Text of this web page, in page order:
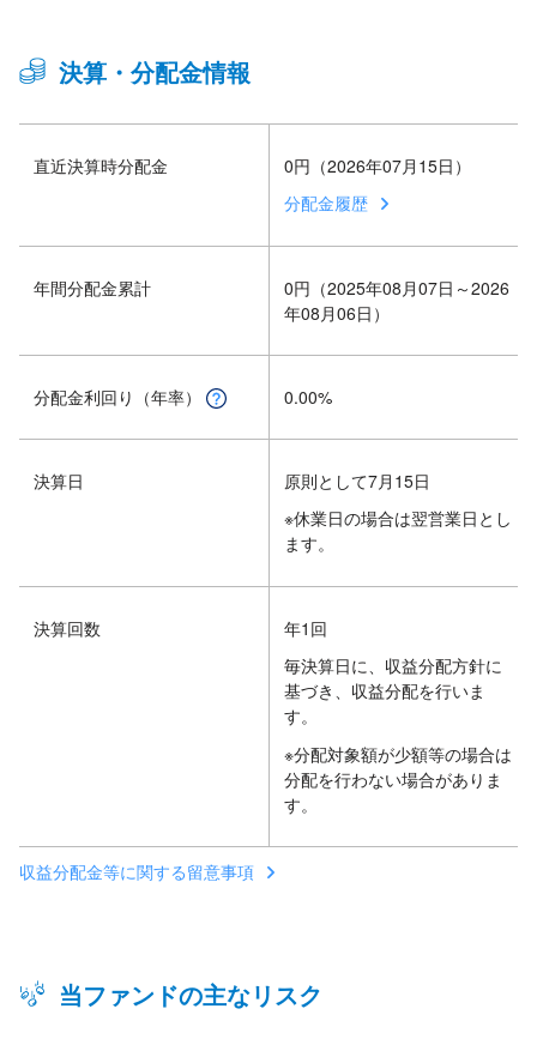
決算・分配金情報
直近決算時分配金
0円（2026年07月15日）
分配金履歴
年間分配金累計
0円（2025年08月07日～2026
年08月06日）
分配金利回り（年率） 0.00%
決算日
原則として7月15日
※休業日の場合は翌営業日とし
ます。
決算回数
年1回
毎決算日に、収益分配方針に
基づき、収益分配を行いま
す。
※分配対象額が少額等の場合は
分配を行わない場合がありま
す。
収益分配金等に関する留意事項
当ファンドの主なリスク